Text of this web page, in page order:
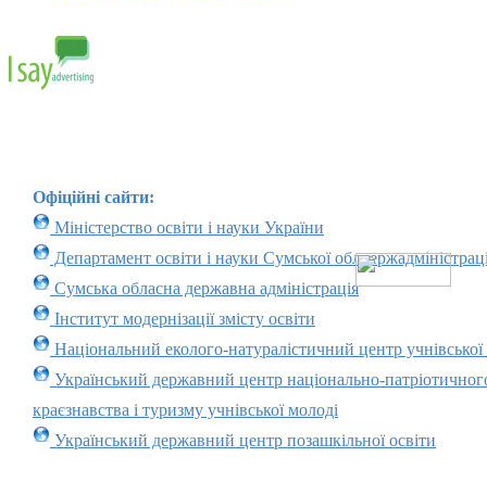
Офіційні сайти:
Міністерство освіти і науки України
Департамент освіти і науки Сумської
Сумська обласна державна адміністрація
Інститут модернізації змісту освіти
Національний еколого-натуралістичний центр учнівської
Український державний центр національно-
краєзнавства і туризму учнівської молоді
Український державний центр позашкільної освіти